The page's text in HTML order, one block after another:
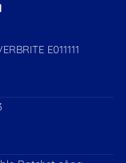
E011111